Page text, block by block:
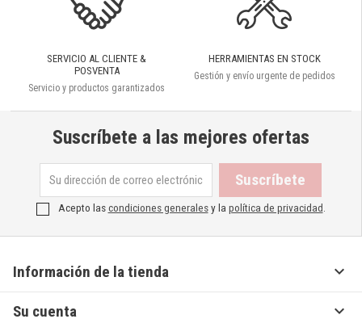
SERVICIO AL CLIENTE &
POSVENTA
Servicio y productos garantizados
HERRAMIENTAS EN STOCK
Gestión y envío urgente de pedidos
Suscríbete a las mejores ofertas
Acepto lascondiciones generalesy la política de privacidad
Información de la tienda 
Su cuenta 